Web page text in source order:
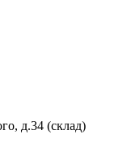
д.34 (склад)